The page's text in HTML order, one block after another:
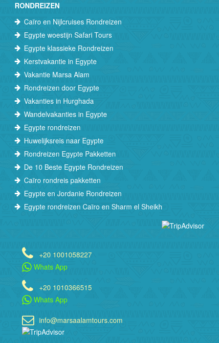
RONDREIZEN
Caïro en Nijlcruises Rondreizen
Egypte woestijn Safari Tours
Egypte klassieke Rondreizen
Kerstvakantie in Egypte
Vakantie Marsa Alam
Rondreizen door Egypte
Vakanties in Hurghada
Wandelvakanties in Egypte
Egypte rondreizen
Huwelijksreis naar Egypte
Rondreizen Egypte Pakketten
De 10 Beste Egypte Rondreizen
Caïro rondreis pakketten
Egypte en Jordanie Rondreizen
Egypte rondreizen Caïro en Sharm el Sheikh
+20 1001058227
Whats App
+20 1010366515
Whats App
info@marsaalamtours.com